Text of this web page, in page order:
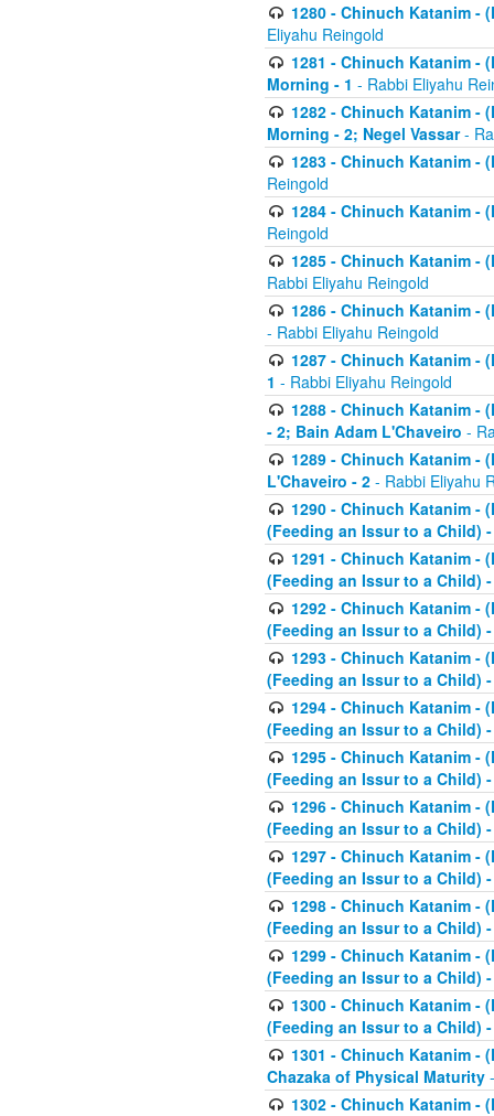
1280 - Chinuch Katanim -
Eliyahu Reingold
1281 - Chinuch Katanim -
Morning - 1 - Rabbi Eliyahu
1282 - Chinuch Katanim -
Morning - 2; Negel Vassar-
1283 - Chinuch Katanim -
Reingold
1284 - Chinuch Katanim -
Reingold
1285 - Chinuch Katanim -
Rabbi Eliyahu Reingold
1286 - Chinuch Katanim -
- Rabbi Eliyahu Reingold
1287 - Chinuch Katanim -
1 - Rabbi Eliyahu Reingold
1288 - Chinuch Katanim -
- 2; Bain Adam L'Chaveiro -
1289 - Chinuch Katanim -
L'Chaveiro - 2 - Rabbi Eliyahu
1290 - Chinuch Katanim -
(Feeding an Issur to a Child)
1291 - Chinuch Katanim -
(Feeding an Issur to a Child)
1292 - Chinuch Katanim -
(Feeding an Issur to a Child)
1293 - Chinuch Katanim -
(Feeding an Issur to a Child)
1294 - Chinuch Katanim -
(Feeding an Issur to a Child)
1295 - Chinuch Katanim -
(Feeding an Issur to a Child)
1296 - Chinuch Katanim -
(Feeding an Issur to a Child)
1297 - Chinuch Katanim -
(Feeding an Issur to a Child)
1298 - Chinuch Katanim -
(Feeding an Issur to a Child)
1299 - Chinuch Katanim -
(Feeding an Issur to a Child)
1300 - Chinuch Katanim -
(Feeding an Issur to a Child)
1301 - Chinuch Katanim -
Chazaka of Physical Maturity
1302 - Chinuch Katanim -